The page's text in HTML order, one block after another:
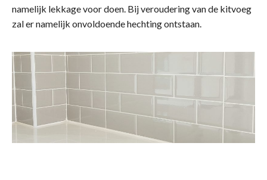
namelijk lekkage voor doen. Bij veroudering van de kitvoeg
zal er namelijk onvoldoende hechting ontstaan.